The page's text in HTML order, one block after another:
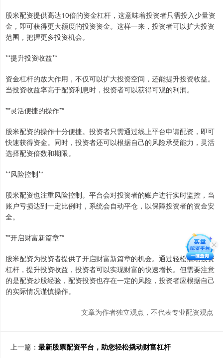
股米配资提供高达10倍的资金杠杆，这意味着投资者只需投入少量资
金，即可获得更大额度的投资资金。这样一来，投资者可以扩大投资
范围，把握更多投资机会。
**提升投资收益**
资金杠杆的放大作用，不仅可以扩大投资空间，还能提升投资收益。
当投资收益率高于配资利息时，投资者可以获得可观的利润。
**灵活便捷的操作**
股米配资的操作十分便捷。投资者只需通过线上平台申请配资，即可
快速获得资金。同时，投资者还可以根据自己的风险承受能力，灵活
选择配资倍数和期限。
**风险控制**
股米配资也注重风险控制。平台会对投资者的账户进行实时监控，当
账户亏损达到一定比例时，系统会自动平仓，以保障投资者的资金安
全。
**开启财富新篇章**
股米配资为投资者提供了开启财富新篇章的机会。通过轻松撬动投资
杠杆，提升投资收益，投资者可以实现财富的快速增长。但需要注意
的是配资炒股经验，配资投资也存在一定的风险，投资者应根据自己
的实际情况谨慎操作。
文章为作者独立观点，不代表专业配资观点
上一篇： 最新股票配资平台，助您轻松撬动财富杠杆